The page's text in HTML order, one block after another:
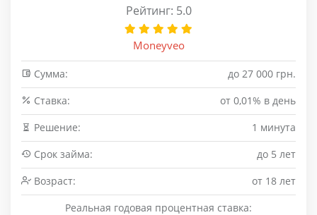
Рейтинг: 5.0
Moneyveo
Сумма:
до 27 000 грн.
Cтавка:
от 0,01% в день
Решение:
1 минута
Срок займа:
до 5 лет
Возраст:
от 18 лет
Реальная годовая процентная ставка: